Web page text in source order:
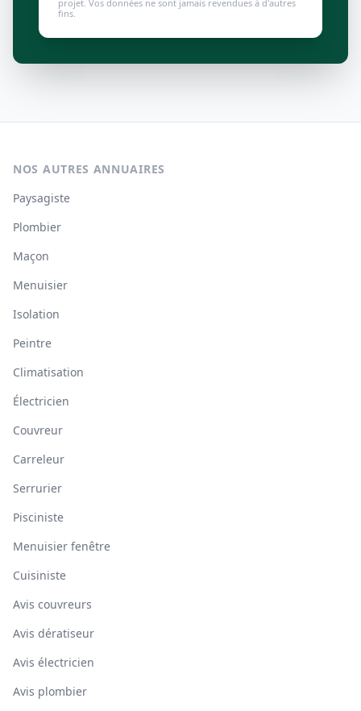
projet. Vos données ne sont jamais revendues à d'autres
fins.
NOS AUTRES ANNUAIRES
Paysagiste
Plombier
Maçon
Menuisier
Isolation
Peintre
Climatisation
Électricien
Couvreur
Carreleur
Serrurier
Pisciniste
Menuisier fenêtre
Cuisiniste
Avis couvreurs
Avis dératiseur
Avis électricien
Avis plombier